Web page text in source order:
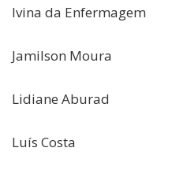
Ivina da Enfermagem
Jamilson Moura
Lidiane Aburad
Luís Costa